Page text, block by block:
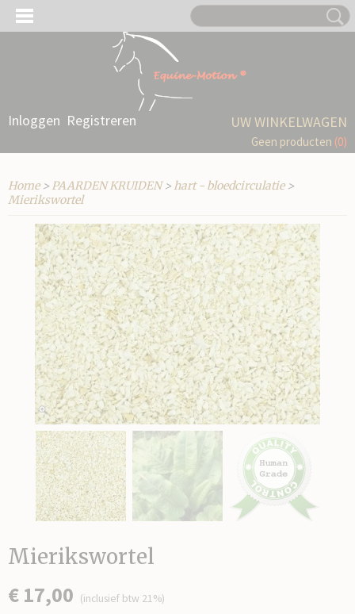
Inloggen Registreren UW WINKELWAGEN
Geen producten (0)
Home> PAARDEN KRUIDEN> hart - bloedcirculatie>
Mierikswortel
Mierikswortel
€ 17,00 (inclusief btw 21%)